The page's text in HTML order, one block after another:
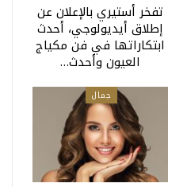
تفخر أستيري بالإعلان عن
إطلاق أيديولوجي، أحدث
ابتكاراتها في فن مكياج
العيون وأحدث…
جمال